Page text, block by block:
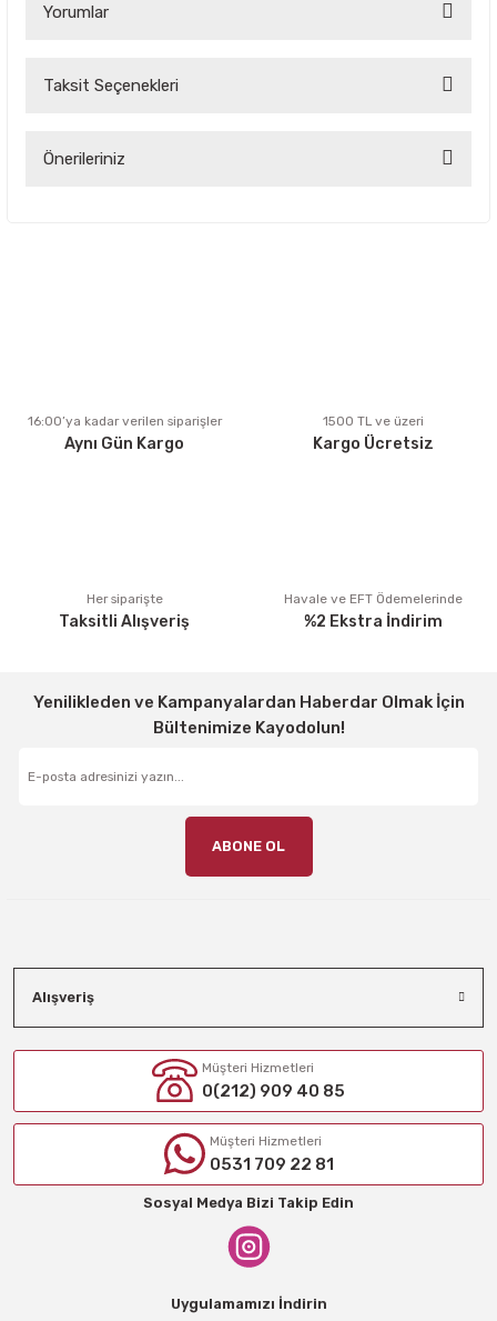
Yorumlar
Bu ürüne ilk yorumu siz yapın!
Taksit Seçenekleri
Önerileriniz
Ürün fiyatı diğer sitelerden daha pahalı.
Bu ürüne benzer farklı alternatifler olmalı.
16:00’ya kadar verilen siparişler
Aynı Gün Kargo
1500 TL ve üzeri
Kargo Ücretsiz
Her siparişte
Taksitli Alışveriş
Havale ve EFT Ödemelerinde
%2 Ekstra İndirim
Yenilikleden ve Kampanyalardan Haberdar Olmak İçin
Bültenimize Kayodolun!
ABONE OL
Alışveriş
Müşteri Hizmetleri
0(212) 909 40 85
Müşteri Hizmetleri
0531 709 22 81
Sosyal Medya Bizi Takip Edin
Uygulamamızı İndirin